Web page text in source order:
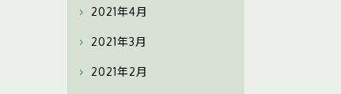
2021年4月
2021年3月
2021年2月